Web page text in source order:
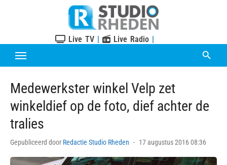
Live TV | Live Radio |
Medewerkster winkel Velp zet
winkeldief op de foto, dief achter de
tralies
Gepubliceerd door Redactie Studio Rheden
Posted
17 augustus 2016 08:36